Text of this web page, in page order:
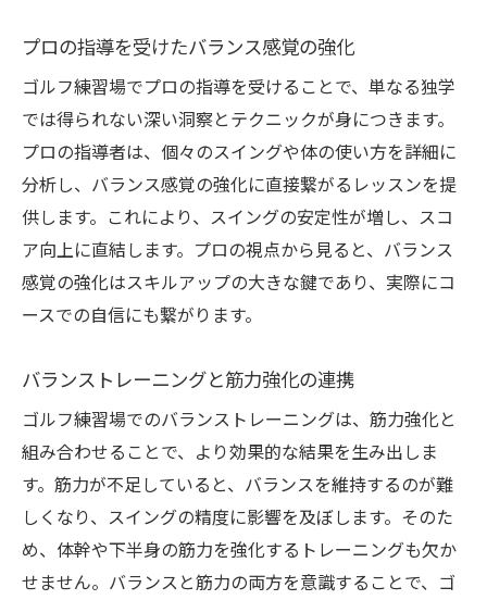
プロの指導を受けたバランス感覚の強化
ゴルフ練習場でプロの指導を受けることで、単なる独学
では得られない深い洞察とテクニックが身につきます。
プロの指導者は、個々のスイングや体の使い方を詳細に
分析し、バランス感覚の強化に直接繋がるレッスンを提
供します。これにより、スイングの安定性が増し、スコ
ア向上に直結します。プロの視点から見ると、バランス
感覚の強化はスキルアップの大きな鍵であり、実際にコ
ースでの自信にも繋がります。
バランストレーニングと筋力強化の連携
ゴルフ練習場でのバランストレーニングは、筋力強化と
組み合わせることで、より効果的な結果を生み出しま
す。筋力が不足していると、バランスを維持するのが難
しくなり、スイングの精度に影響を及ぼします。そのた
め、体幹や下半身の筋力を強化するトレーニングも欠か
せません。バランスと筋力の両方を意識することで、ゴ